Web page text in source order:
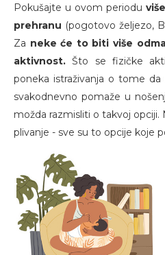
Pokušajte u ovom periodu
prehranu (pogotovo željezo,
Za neke će to biti više
aktivnost. Što se fizičke
poneka istraživanja o tome
svakodnevno pomaže u
možda razmisliti o takvoj opciji.
plivanje - sve su to opcije koje